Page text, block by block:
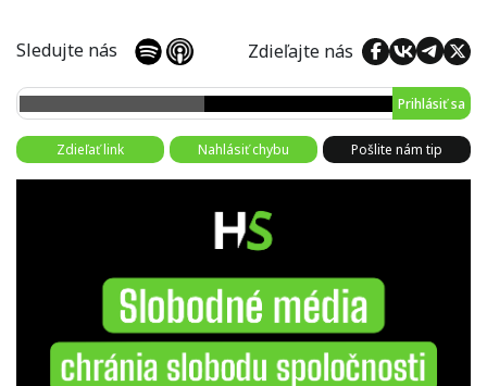
Sledujte nás Zdieľajte nás
Prihlásiť sa
Zdieľať link Nahlásiť chybu Pošlite nám tip